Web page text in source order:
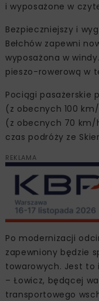
i wyposażone w
Bezpieczniejszy i
Bełchów zapewni
wyposażona w
pieszo-rowerową w
Pociągi pasażerskie
(z obecnych 100
(z obecnych 70 km/
czas podróży ze
REKLAMA
Po modernizacji
zapewniony będzie
towarowych. Jest to
– Łowicz, będącej
transportowego